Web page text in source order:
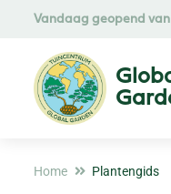
Home Plantengids
Vandaag geopend van